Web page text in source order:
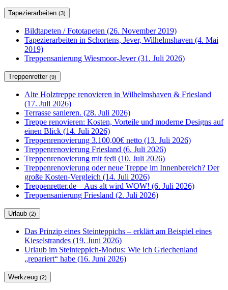
Tapezierarbeiten (3)
Bildtapeten / Fototapeten (26. November 2019)
Tapezierarbeiten in Schortens, Jever, Wilhelmshaven (4. Mai
2019)
Treppensanierung Wiesmoor-Jever (31. Juli 2026)
Treppenretter (9)
Alte Holztreppe renovieren in Wilhelmshaven & Friesland
(17. Juli 2026)
Terrasse sanieren. (28. Juli 2026)
Treppe renovieren: Kosten, Vorteile und moderne Designs auf
einen Blick (14. Juli 2026)
Treppenrenovierung 3.100,00€ netto (13. Juli 2026)
Treppenrenovierung Friesland (6. Juli 2026)
Treppenrenovierung mit fedi (10. Juli 2026)
Treppenrenovierung oder neue Treppe im Innenbereich? Der
große Kosten-Vergleich (14. Juli 2026)
Treppenretter.de – Aus alt wird WOW! (6. Juli 2026)
Treppensanierung Friesland (2. Juli 2026)
Urlaub (2)
Das Prinzip eines Steinteppichs – erklärt am Beispiel eines
Kieselstrandes (19. Juni 2026)
Urlaub im Steinteppich-Modus: Wie ich Griechenland
„repariert“ habe (16. Juni 2026)
Werkzeug (2)